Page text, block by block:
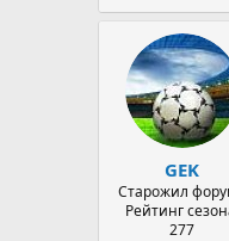
GEK
Старожил
Рейтинг
277